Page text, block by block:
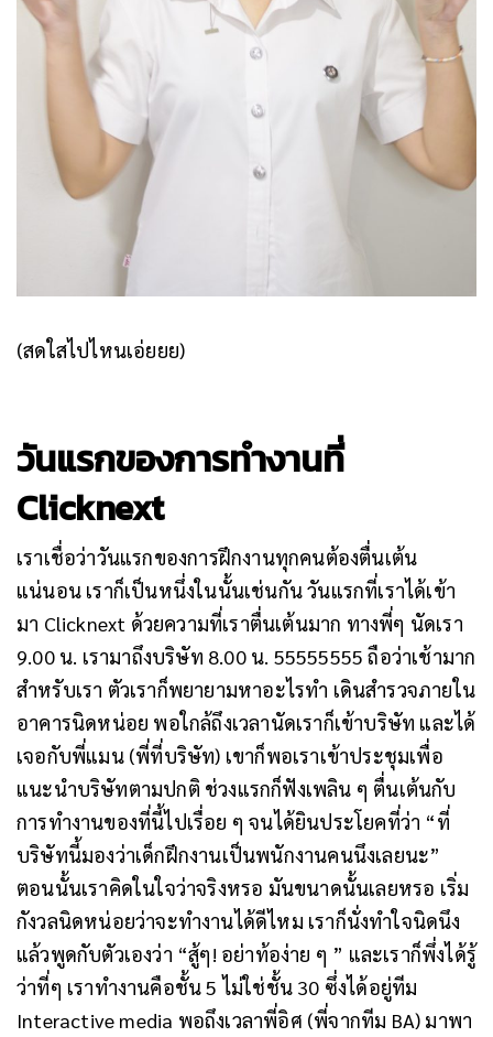
(สดใสไปไหนเอ่ยยย)
วันแรกของการทำงานที่
Clicknext
เราเชื่อว่าวันแรกของการฝึกงานทุกคนต้องตื่นเต้น
แน่นอน เราก็เป็นหนึ่งในนั้นเช่นกัน วันแรกที่เราได้เข้า
มา Clicknext ด้วยความที่เราตื่นเต้นมาก ทางพี่ๆ นัดเรา
9.00 น. เรามาถึงบริษัท 8.00 น. 55555555 ถือว่าเช้ามาก
สำหรับเรา ตัวเราก็พยายามหาอะไรทำ เดินสำรวจภายใน
อาคารนิดหน่อย พอใกล้ถึงเวลานัดเราก็เข้าบริษัท และได้
เจอกับพี่แมน (พี่ที่บริษัท) เขาก็พอเราเข้าประชุมเพื่อ
แนะนำบริษัทตามปกติ ช่วงแรกก็ฟังเพลิน ๆ ตื่นเต้นกับ
การทำงานของที่นี้ไปเรื่อย ๆ จนได้ยินประโยคที่ว่า “ที่
บริษัทนี้มองว่าเด็กฝึกงานเป็นพนักงานคนนึงเลยนะ”
ตอนนั้นเราคิดในใจว่าจริงหรอ มันขนาดนั้นเลยหรอ เริ่ม
กังวลนิดหน่อยว่าจะทำงานได้ดีไหม เราก็นั่งทำใจนิดนึง
แล้วพูดกับตัวเองว่า “สู้ๆ! อย่าท้อง่าย ๆ ” และเราก็พึ่งได้รู้
ว่าที่ๆ เราทำงานคือชั้น 5 ไม่ใช่ชั้น 30 ซึ่งได้อยู่ทีม
Interactive media พอถึงเวลาพี่อิศ (พี่จากทีม BA) มาพา